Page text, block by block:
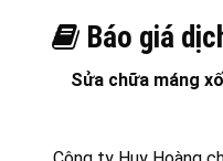
Báo giá
Sửa chữa máng